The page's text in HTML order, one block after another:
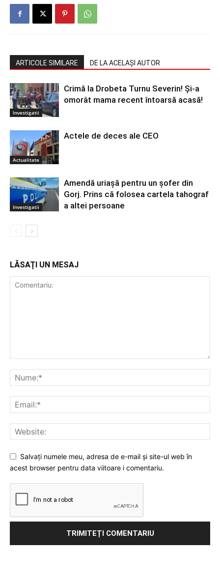
ARTICOLE SIMILARE DE LA ACELAȘI AUTOR
Investigatii
Crimă la Drobeta Turnu Severin! Și-a
omorât mama recent întoarsă acasă!
Actualitate
Actele de deces ale CEO
Investigatii
Amendă uriașă pentru un șofer din
Gorj. Prins că folosea cartela tahograf
a altei persoane
LĂSAȚI UN MESAJ
Salvați numele meu, adresa de e-mail și site-ul web în
acest browser pentru data viitoare i comentariu.